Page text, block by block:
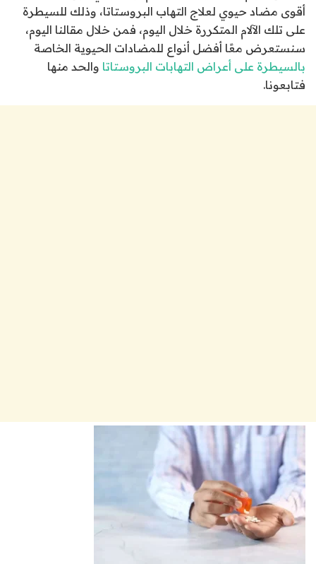
أقوى مضاد حيوي لعلاج التهاب البروستاتا، وذلك للسيطرة
على تلك الآلام المتكررة خلال اليوم، فمن خلال مقالنا اليوم،
سنستعرض معًا أفضل أنواع للمضادات الحيوية الخاصة
بالسيطرة على أعراض التهابات البروستاتا والحد منها
فتابعونا.